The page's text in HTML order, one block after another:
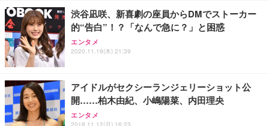
務用 おしゃれ パソコンチェア (ホワイト)
ANDWINT オフィスチェア デスクチェア 肘なし メ
ッシュ 通気性 ランバーサポート付き 腰サポート ガ
ス圧無段階昇降 360度回転 キャスター付き コンパク
【MiniLED/24.5inch/280Hz/FHD】GRAPHT THE S
HOOTER Gaming Monitor 24” Essential ゲーミン
グモニター QD 24.5インチ 1ms FHD 量子ドット 残
アイリスオーヤマ ペットシーツ 超厚型 お徳用 レギ
ュラー 200枚入【Amazon.co.jp限定】
渋谷凪咲、新喜劇の座員からDMでストーカー
的“告白”！？「なんで急に？」と困惑
エンタメ
2020.11.19(木) 21:39
アイドルがセクシーランジェリーショット公
開……柏木由紀、小嶋陽菜、内田理央
エンタメ
2018.11.12(月) 16:23